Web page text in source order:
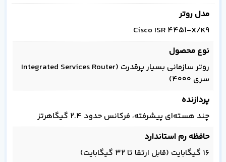
مدل روتر
Cisco ISR 4451-X/K9
نوع محصول
روتر سازمانی بسیار پرقدرت (Integrated Services Router
سری 4000)
پردازنده
چند هسته‌ای پیشرفته، فرکانس حدود ۲.۴ گیگاهرتز
حافظه رم استاندارد
۱۶ گیگابایت (قابل ارتقا تا ۳۲ گیگابایت)